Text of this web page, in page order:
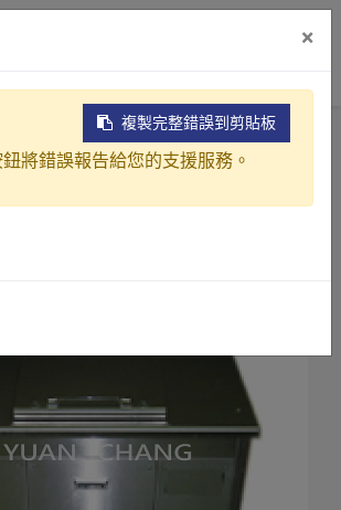
料、禽畜糞製成有機肥 或沼氣發電成套
發酵處理機
發酵處理機(RE-500)
×
複製完整錯誤到剪貼板
將錯誤報告給您的支援服務。